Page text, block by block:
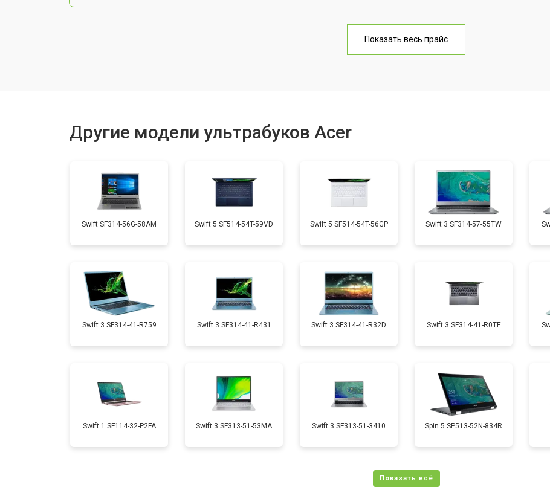
от 70 мин
Установка видеокарты от 60 мин
Замена микрофона
Замена кулера от 50 мин
Замена HDMI порта от 50 мин
Замена матрицы от 110 мин от
от 60 мин
Показать весь прайс
Другие модели ультрабуков Acer
Swift SF314-56G-58AM Swift 5 SF514-54T-59VD Swift 5 SF514-54T-56GP Swift 3 SF314-57-55TW
Swift 3 SF314-41-R759 Swift 3 SF314-41-R431 Swift 3 SF314-41-R32D Swift 3 SF314-41-R0TE
Swift 1 SF114-32-P2FA Swift 3 SF313-51-53MA Swift 3 SF313-51-3410 Spin 5 SP513-52N-834R